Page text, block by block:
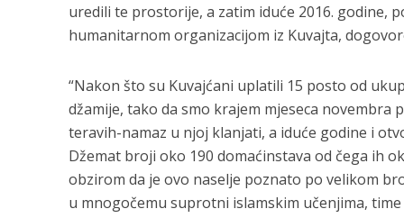
uredili te prostorije, a zatim iduće 2016. godine,
humanitarnom organizacijom iz Kuvajta,
“Nakon što su Kuvajćani uplatili 15 posto od
džamije, tako da smo krajem mjeseca novembra
teravih-namaz u njoj klanjati, a iduće godine i
Džemat broji oko 190 domaćinstava od čega ih
obzirom da je ovo naselje poznato po velikom
u mnogočemu suprotni islamskim učenjima,